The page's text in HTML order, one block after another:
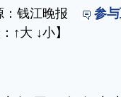
：钱江晚报
参
↑大 ↓小】